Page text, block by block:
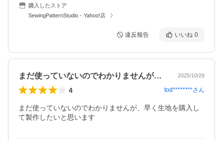
購入したストア
SewingPatternStudio・Yahoo!店
違反報告 いいね 0
まだ使っていないのでわかりませんが、早… 2025/10/29
4 tod********さん
まだ使っていないのでわかりませんが、早く生地を購入し
て製作したいと思います